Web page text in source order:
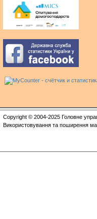
Copyright © 2004-2025 Головне
Використовування та поширення